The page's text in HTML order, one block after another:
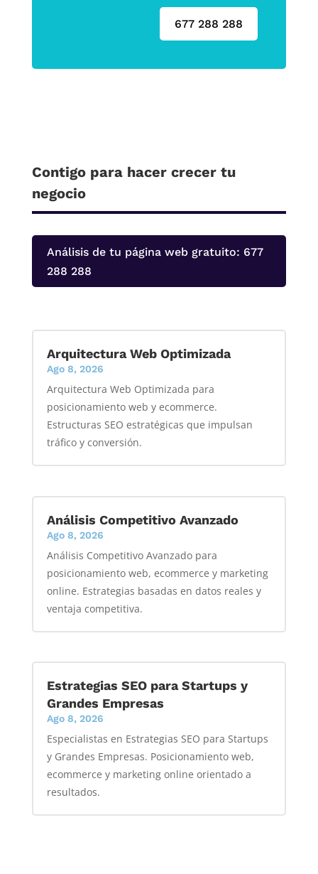
677 288 288
Contigo para hacer crecer tu
negocio
Análisis de tu página web gratuito: 677
288 288
Arquitectura Web Optimizada
Ago 8, 2026
Arquitectura Web Optimizada para
posicionamiento web y ecommerce.
Estructuras SEO estratégicas que impulsan
tráfico y conversión.
Análisis Competitivo Avanzado
Ago 8, 2026
Análisis Competitivo Avanzado para
posicionamiento web, ecommerce y marketing
online. Estrategias basadas en datos reales y
ventaja competitiva.
Estrategias SEO para Startups y
Grandes Empresas
Ago 8, 2026
Especialistas en Estrategias SEO para Startups
y Grandes Empresas. Posicionamiento web,
ecommerce y marketing online orientado a
resultados.